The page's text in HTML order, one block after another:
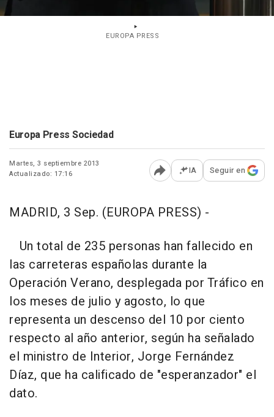
EUROPA PRESS
Europa Press Sociedad
Martes, 3 septiembre 2013
Actualizado: 17:16
Abrir opciones para
IA Seguir en
MADRID, 3 Sep. (EUROPA PRESS) -
Un total de 235 personas han fallecido en
las carreteras españolas durante la
Operación Verano, desplegada por Tráfico en
los meses de julio y agosto, lo que
representa un descenso del 10 por ciento
respecto al año anterior, según ha señalado
el ministro de Interior, Jorge Fernández
Díaz, que ha calificado de "esperanzador" el
dato.